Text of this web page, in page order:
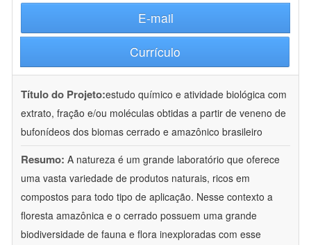
E-mail
Currículo
Título do Projeto:estudo químico e atividade biológica com
extrato, fração e/ou moléculas obtidas a partir de veneno de
bufonídeos dos biomas cerrado e amazônico brasileiro
Resumo: A natureza é um grande laboratório que oferece
uma vasta variedade de produtos naturais, ricos em
compostos para todo tipo de aplicação. Nesse contexto a
floresta amazônica e o cerrado possuem uma grande
biodiversidade de fauna e flora inexploradas com esse